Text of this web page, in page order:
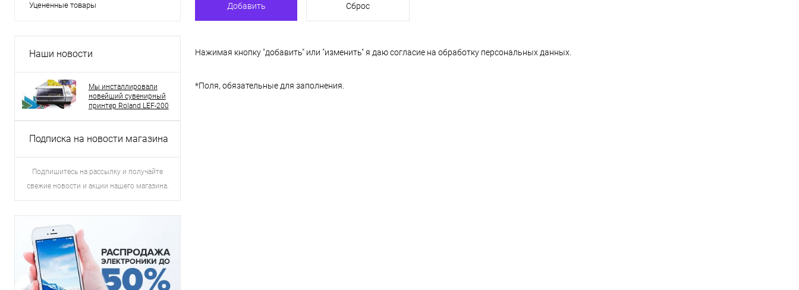
Уцененные товары
Наши новости
Мы инсталлировали
новейший сувенирный
принтер Roland LEF-200
Подписка на новости магазина
Подпишитесь на рассылку и получайте
свежие новости и акции нашего магазина.
Нажимая кнопку "добавить" или "изменить" я даю согласие на обработку персональных данных.
*Поля, обязательные для заполнения.